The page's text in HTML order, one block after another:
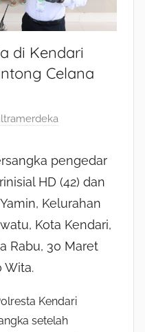
di Kendari
Celana
pengedar
HD (42) dan
Kelurahan
Kota Kendari,
Rabu, 30 Maret
Wita.
Kendari
setelah